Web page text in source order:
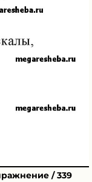
/ 339